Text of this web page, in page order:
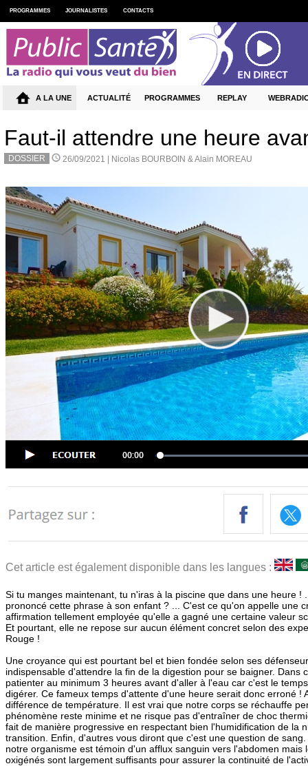
Faut-il attendre une heure
DOSSIER 26/09/2021 | Nicolas BOURBOIN & Alain MOREAU
Cet article est également disponible dans les langues :
Si tu manges maintenant, tu n'iras à la piscine que dans une heure !
prononcé cette phrase à son enfant ? ... C'est ce qu'on appelle une
affirmation tellement employée qu'elle a gagné une certaine valeur
Et pourtant, elle ne repose sur aucun élément concret selon des
Rouge !
Une croyance qui est pourtant bel et bien fondée selon ses
indispensable d'attendre la fin de la digestion pour se baigner. Dans
patienter au minimum 3 heures avant d'aller à l'eau car c'est le
digérer. Ce fameux temps d'attente d'une heure serait donc erroné !
différence de température. Il est vrai que notre corps se réchauffe
phénomène reste minime et ne risque pas d'entraîner de choc
fait de manière progressive en respectant bien l'humidification de la
transition. Enfin, d'autres vous diront que c'est une question de
notre organisme est témoin d'un afflux sanguin vers l'abdomen mais
oxigénés sont largement suffisants pour assurer la continuité de
PROGRAMMES JOURNALISTES CONTACTS
A LA UNE ACTUALITÉ PROGRAMMES REPLAY